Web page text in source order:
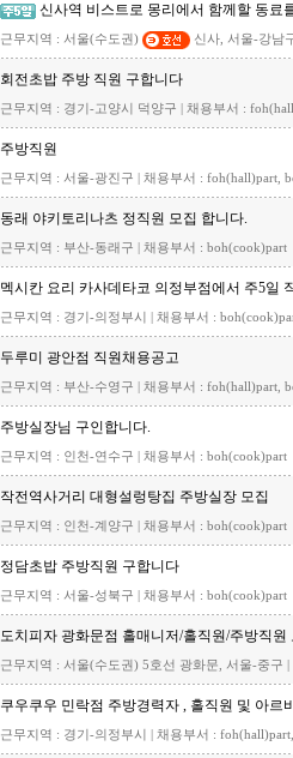
신사역 비스트로 몽리에서 함께할 동료
근무지역 : 서울(수도권) 신사, 서울-강남
회전초밥 주방 직원 구합니다
근무지역 : 경기-고양시 덕양구 | 채용부서 :
주방직원
근무지역 : 서울-광진구 | 채용부서 : foh(hall)part,
동래 야키토리나츠 정직원 모집 합니다.
근무지역 : 부산-동래구 | 채용부서 : boh(cook)part
멕시칸 요리 카사데타코 의정부점에서 주5일
근무지역 : 경기-의정부시 | 채용부서 :
두루미 광안점 직원채용공고
근무지역 : 부산-수영구 | 채용부서 : foh(hall)part,
주방실장님 구인합니다.
근무지역 : 인천-연수구 | 채용부서 : boh(cook)part
작전역사거리 대형설렁탕집 주방실장 모집
근무지역 : 인천-계양구 | 채용부서 : boh(cook)part
정담초밥 주방직원 구합니다
근무지역 : 서울-성북구 | 채용부서 : boh(cook)part
도치피자 광화문점 홀매니저/홀직원/주방직원
근무지역 : 서울(수도권) 5호선 광화문, 서울-중구
쿠우쿠우 민락점 주방경력자 , 홀직원 및 아르
근무지역 : 경기-의정부시 | 채용부서 :